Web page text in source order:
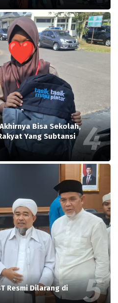
Bisa Sekolah,
Yang Subtansi
Resmi Dilarang di